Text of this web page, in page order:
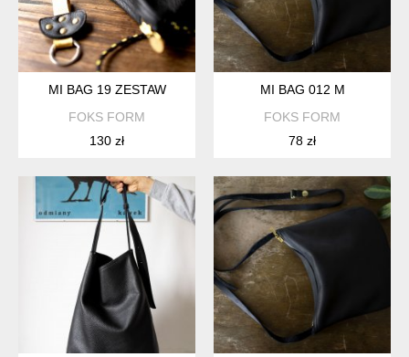
MI BAG 19 ZESTAW
FOKS FORM
130 zł
MI BAG 012 M
FOKS FORM
78 zł